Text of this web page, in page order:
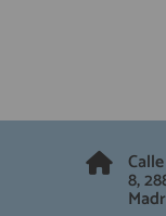
8,